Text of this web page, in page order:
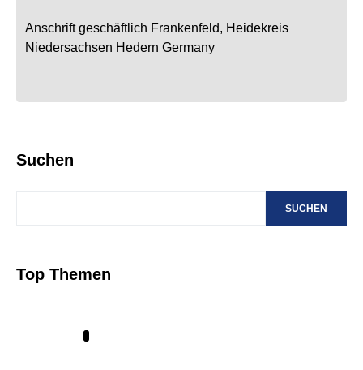
Anschrift geschäftlich Frankenfeld, Heidekreis
Niedersachsen Hedern Germany
Suchen
SUCHEN
Top Themen